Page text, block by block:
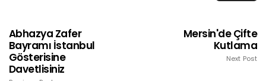
Abhazya Zafer
Bayramı İstanbul
Gösterisine
Davetlisiniz
Mersin'de Çifte
Kutlama
Next Post